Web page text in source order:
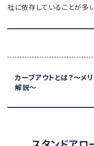
社に依存していることが多
カーブアウトとは？～メ
解説～